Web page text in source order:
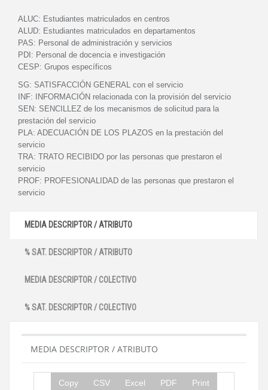
ALUC: Estudiantes matriculados en centros
ALUD: Estudiantes matriculados en departamentos
PAS: Personal de administración y servicios
PDI: Personal de docencia e investigación
CESP: Grupos específicos
SG: SATISFACCIÓN GENERAL con el servicio
INF:
INFORMACIÓN relacionada con la provisión del servicio
SEN: SENCILLEZ de los mecanismos de solicitud para la
prestación del servicio
PLA: ADECUACIÓN DE LOS PLAZOS en la prestación del
servicio
TRA: TRATO RECIBIDO por las personas que prestaron el
servicio
PROF: PROFESIONALIDAD de las personas que prestaron el
servicio
MEDIA DESCRIPTOR / ATRIBUTO
% SAT. DESCRIPTOR / ATRIBUTO
MEDIA DESCRIPTOR / COLECTIVO
% SAT. DESCRIPTOR / COLECTIVO
MEDIA DESCRIPTOR / ATRIBUTO
Copy CSV Excel PDF Print